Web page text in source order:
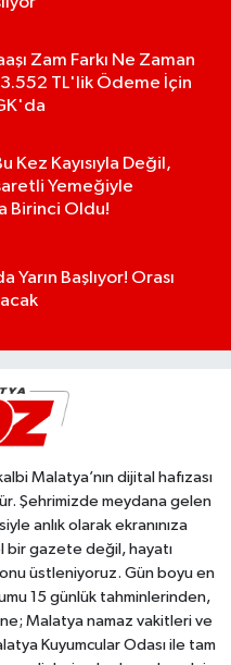
Zam Farkı Ne Zaman
TL'lik Ödeme İçin
Kez Kayısıyla Değil,
Yemeğiyle
Birinci Oldu!
Yarın Başlıyor! Orası
Malatya’nın dijital hafızası
Şehrimizde meydana gelen
anlık olarak ekranınıza
bir gazete değil, hayatı
üstleniyoruz. Gün boyu en
15 günlük tahminlerinden,
Malatya namaz vakitleri ve
Kuyumcular Odası ile tam